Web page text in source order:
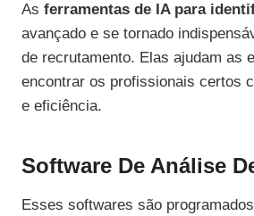
As ferramentas de IA para
avançado e se tornado
de recrutamento. Elas ajudam as
encontrar os profissionais certos
e eficiência.
Software De Análise
Esses softwares são